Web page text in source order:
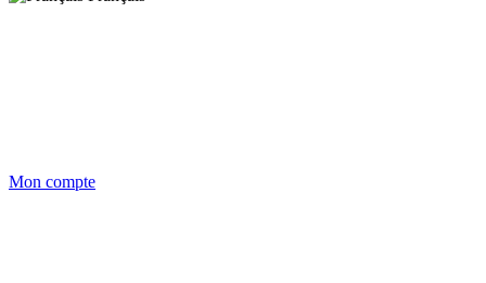
Mon compte